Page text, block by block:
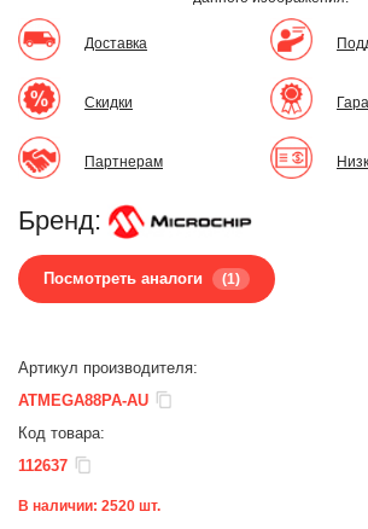
Доставка
Скидки
Партнерам
Бренд:
Посмотреть аналоги (1)
Артикул производителя:
ATMEGA88PA-AU
Код товара:
112637
В наличии: 2520 шт.